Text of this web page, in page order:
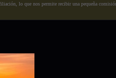
lo que nos permite recibir una pequeña